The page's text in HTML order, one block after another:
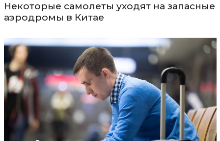
Некоторые самолеты уходят на запасные
аэродромы в Китае